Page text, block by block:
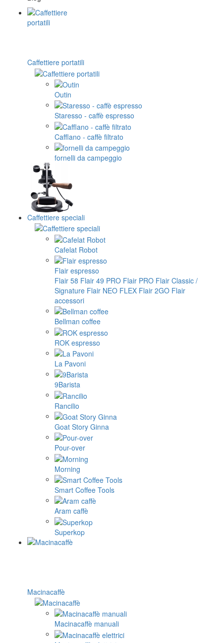
Caffettiere portatili
Outin
Staresso - caffè espresso
Cafflano - caffè filtrato
fornelli da campeggio
Caffettiere speciali
Cafelat Robot
Flair espresso
Flair 58 Flair 49 PRO Flair PRO Flair Classic /
Signature Flair NEO FLEX Flair 2GO Flair
accessori
Bellman coffee
ROK espresso
La Pavoni
9Barista
Rancilio
Goat Story Ginna
Pour-over
Morning
Smart Coffee Tools
Aram caffè
Superkop
Macinacaffè
Macinacaffè manuali